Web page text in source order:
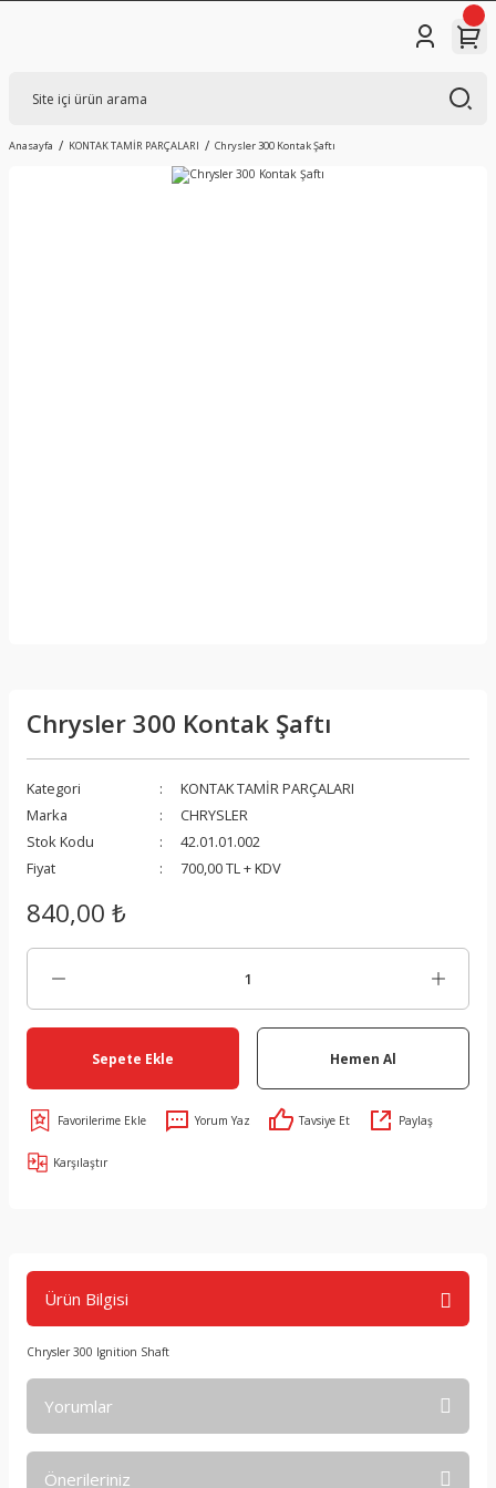
Anasayfa KONTAK TAMİR PARÇALARI Chrysler 300 Kontak Şaftı
Chrysler 300 Kontak Şaftı
Kategori
KONTAK TAMİR PARÇALARI
Marka
CHRYSLER
Stok Kodu
42.01.01.002
Fiyat
700,00 TL + KDV
840,00 ₺
Sepete Ekle Hemen Al
Yorum Yaz Tavsiye Et Paylaş
Karşılaştır
Ürün Bilgisi
Chrysler 300 Ignition Shaft
Yorumlar
Önerileriniz